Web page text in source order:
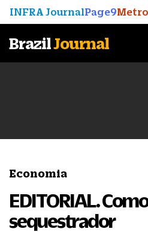
INFRA JournalPage9
BrazilJournal
Economia
EDITORIAL.
sequestrador